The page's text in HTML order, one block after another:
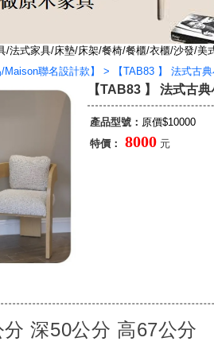
/法式家具/床墊/床架/餐椅/餐櫃/衣櫃/沙發/
/Maison聯名設計款】 > 【TAB83 】 法式古
【TAB83 】 法式古
產品型號： 原價$10000
特價：
8000 元
分 深50公分 高67公分